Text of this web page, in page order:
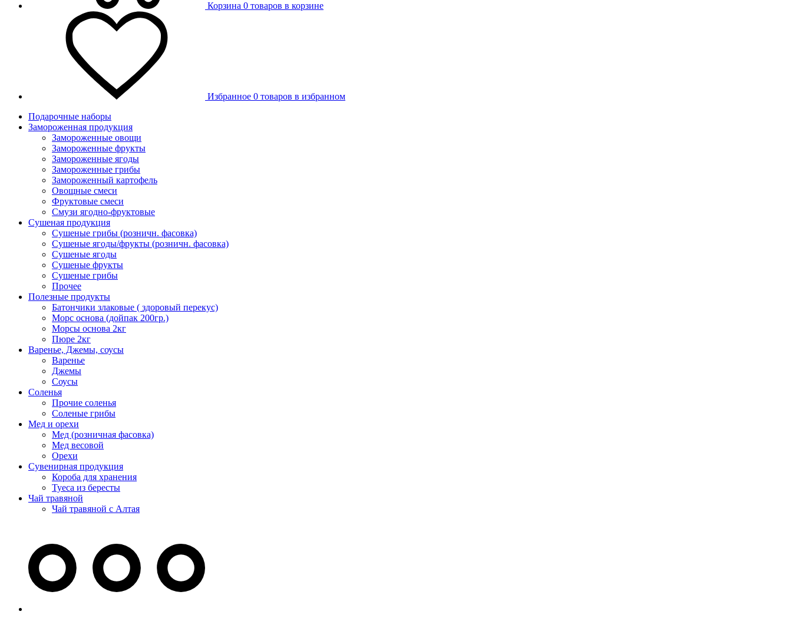
Корзина 0 товаров в корзине
Избранное 0 товаров в избранном
Подарочные наборы
Замороженная продукция
Замороженные овощи
Замороженные фрукты
Замороженные ягоды
Замороженные грибы
Замороженный картофель
Овощные смеси
Фруктовые смеси
Смузи ягодно-фруктовые
Сушеная продукция
Сушеные грибы (розничн. фасовка)
Сушеные ягоды/фрукты (розничн. фасовка)
Сушеные ягоды
Сушеные фрукты
Сушеные грибы
Прочее
Полезные продукты
Батончики злаковые ( здоровый перекус)
Морс основа (дойпак 200гр.)
Морсы основа 2кг
Пюре 2кг
Варенье, Джемы, соусы
Варенье
Джемы
Соусы
Соленья
Прочие соленья
Соленые грибы
Мед и орехи
Мед (розничная фасовка)
Мед весовой
Орехи
Сувенирная продукция
Короба для хранения
Туеса из бересты
Чай травяной
Чай травяной с Алтая